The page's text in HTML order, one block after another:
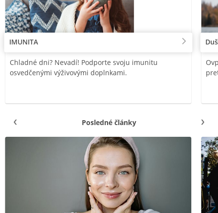
IMUNITA
Chladné dni? Nevadí! Podporte svoju imunitu
osvedčenými výživovými doplnkami.
Posledné články